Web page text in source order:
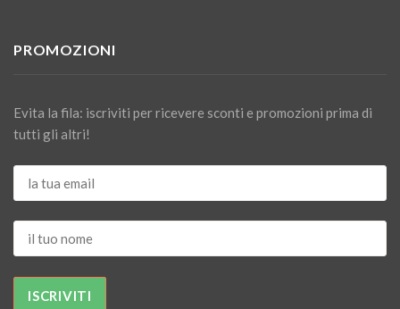
PROMOZIONI
Evita la fila: iscriviti per ricevere sconti e promozioni prima di
tutti gli altri!